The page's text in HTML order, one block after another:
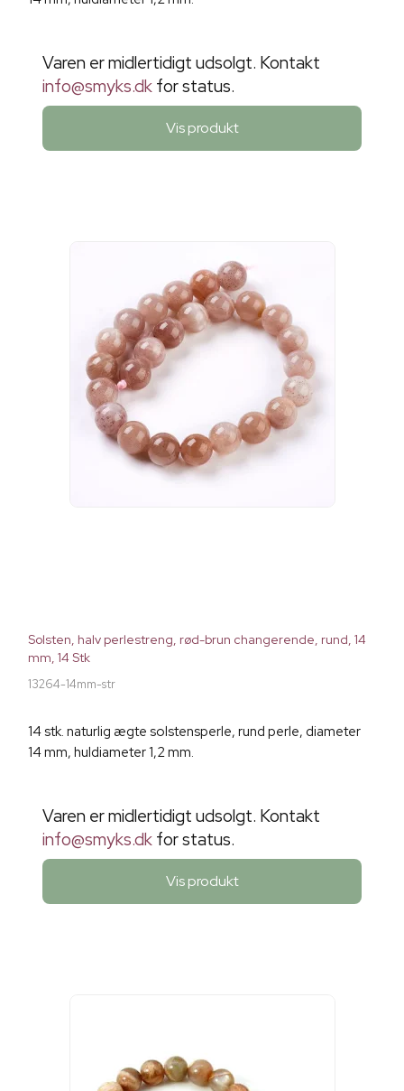
Varen er midlertidigt udsolgt. Kontakt
info@smyks.dk for status.
Vis produkt
Solsten, halv perlestreng, rød-brun changerende, rund, 14
mm, 14 Stk
13264-14mm-str
14 stk. naturlig ægte solstensperle, rund perle, diameter
14 mm, huldiameter 1,2 mm.
Varen er midlertidigt udsolgt. Kontakt
info@smyks.dk for status.
Vis produkt